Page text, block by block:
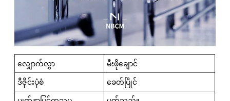
လျှောက်လွှာ
မီးဖိုချောင်
ဒီဇိုင်းပုံစံ
ခေတ်ပြိုင်